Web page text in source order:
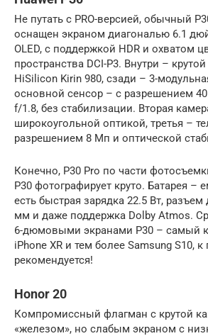
Не путать с PRO-версией, обычный
оснащен экраном диагональю 6.1
OLED, с поддержкой HDR и охватом
пространства DCI-P3. Внутри –
HiSilicon Kirin 980, сзади – 3-
основной сенсор – с разрешением
f/1.8, без стабилизации. Вторая
широкоугольной оптикой, третья –
разрешением 8 Мп и оптической
Конечно, P30 Pro по части
P30 фотографирует круто. Батарея –
есть быстрая зарядка 22.5 Вт,
мм и даже поддержка Dolby Atmos.
6-дюмовыми экранами P30 – самый
iPhone XR и тем более Samsung S10, к
рекомендуется!
Honor 20
Компромиссный флагман с крутой
«железом», но слабым экраном с